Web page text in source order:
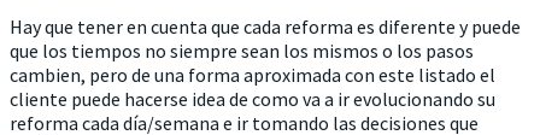
Hay que tener en cuenta que cada reforma es diferente y puede
que los tiempos no siempre sean los mismos o los pasos
cambien, pero de una forma aproximada con este listado el
cliente puede hacerse idea de como va a ir evolucionando su
reforma cada día/semana e ir tomando las decisiones que